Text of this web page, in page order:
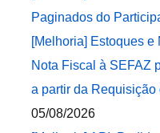
Paginados do
[Melhoria] Estoques e
Nota Fiscal à SEFAZ
a partir da Requisição
05/08/2026